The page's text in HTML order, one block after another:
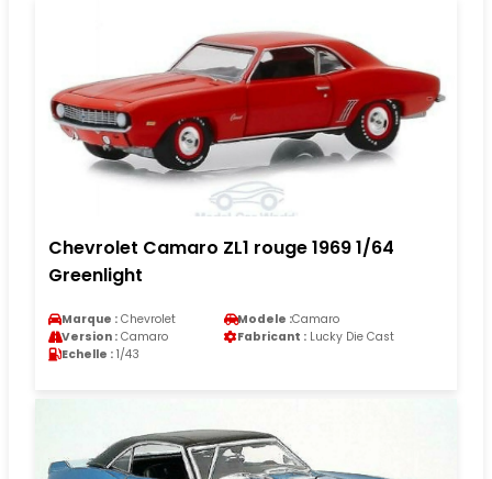
Chevrolet Camaro ZL1 rouge 1969 1/64
Greenlight
Marque : Chevrolet Modele :Camaro
Version : Camaro Fabricant : Lucky Die Cast
Echelle : 1/43